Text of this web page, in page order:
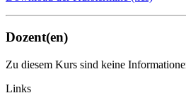
Dozent(en)
Zu diesem Kurs sind keine
Links